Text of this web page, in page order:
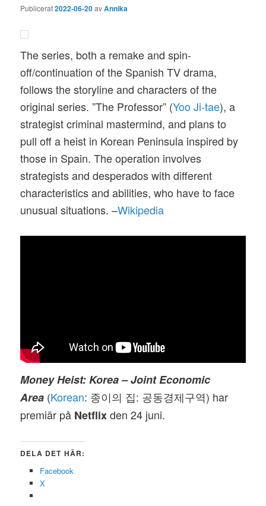
Publicerat2022-06-20avAnnika
The series, both a remake and spin-
off/continuation of the Spanish TV drama,
follows the storyline and characters of the
original series. ”The Professor” (Yoo Ji-tae), a
strategist criminal mastermind, and plans to
pull off a heist in Korean Peninsula inspired by
those in Spain. The operation involves
strategists and desperados with different
characteristics and abilities, who have to face
unusual situations. –Wikipedia
Money Heist: Korea – Joint Economic
Area (Korean: 종이의 집: 공동경제구역) har
premiär på Netflixden 24 juni.
DELA DET HÄR:
Facebook
X